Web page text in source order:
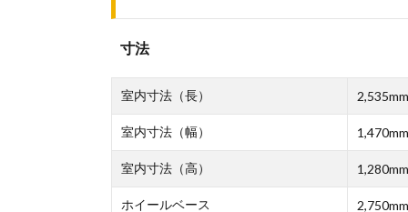
寸法
室内寸法（長） 2,535mm
室内寸法（幅） 1,470mm
室内寸法（高） 1,280mm
ホイールベース 2,750mm